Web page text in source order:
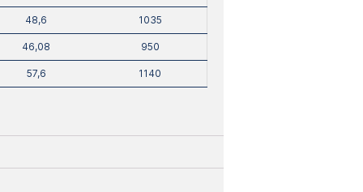
48,6 1035
46,08 950
57,6 1140